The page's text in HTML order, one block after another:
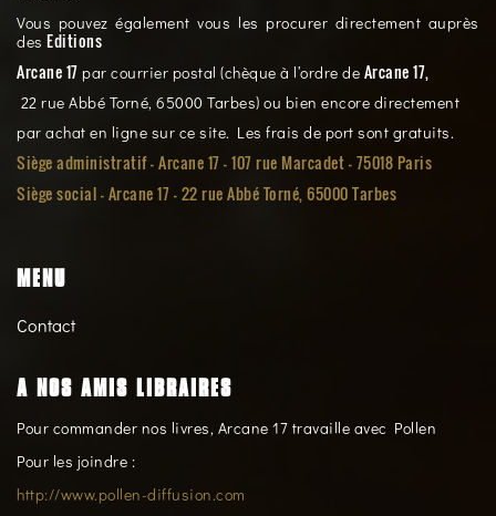
Vous pouvez également vous les procurer directement auprès
des Editions
Arcane 17 par courrier postal (chèque à l’ordre de Arcane 17,
22 rue Abbé Torné, 65000 Tarbes) ou bien encore directement
par achat en ligne sur ce site. Les frais de port sont gratuits.
Siège administratif - Arcane 17 - 107 rue Marcadet - 75018 Paris
Siège social -Arcane 17 - 22 rue Abbé Torné, 65000 Tarbes
MENU
Contact
A NOS AMIS LIBRAIRES
Pour commander nos livres, Arcane 17 travaille avec Pollen
Pour les joindre :
http://www.pollen-diffusion.com